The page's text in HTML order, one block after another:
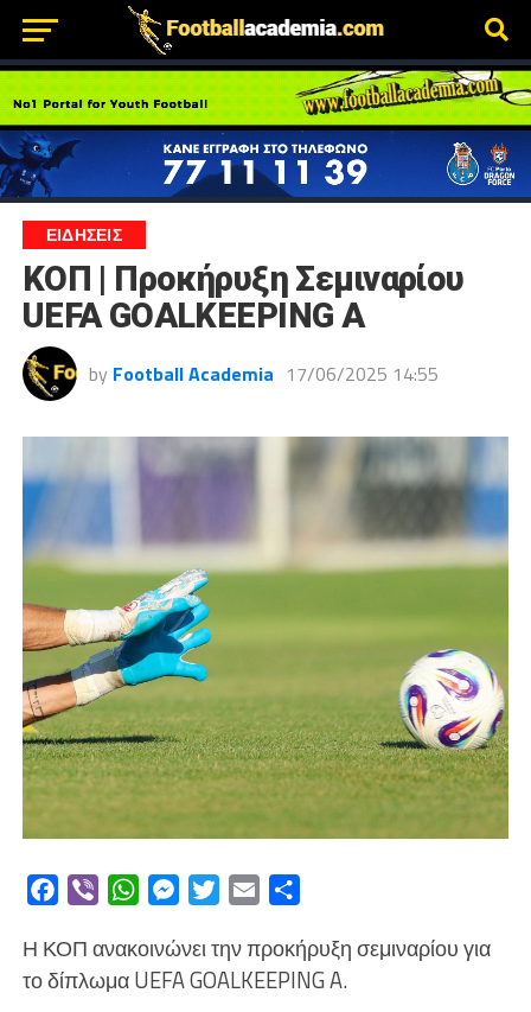
ΕΙΔΗΣΕΙΣ
ΚΟΠ | Προκήρυξη Σεμιναρίου
UEFA GOALKEEPING A
by Football Academia 17/06/2025 14:55
Facebook
Viber WhatsAppMessengerTwitterEmail
Η ΚΟΠ ανακοινώνει την προκήρυξη σεμιναρίου για
το δίπλωμα UEFA GOALKEEPING A.